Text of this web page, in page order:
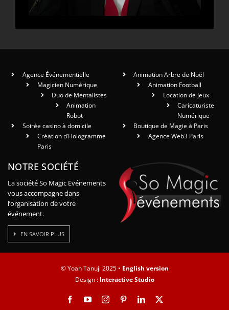
Agence Événementielle
Magicien Numérique
Duo de Mentalistes
Animation
Robot
Soirée casino à domicile
Création d’Hologramme
Paris
Animation Arbre de Noël
Animation Football
Location de Jeux
Caricaturiste
Numérique
Boutique de Magie à Paris
Agence Web3 Paris
NOTRE SOCIÉTÉ
La société So Magic Evénements
vous accompagne dans
l’organisation de votre
événement.
EN SAVOIR PLUS
© Yoan Tanuji 2025 • English version
Design : Interactive Studio